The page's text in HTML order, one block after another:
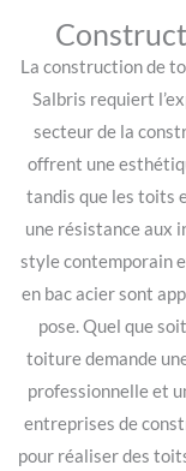
La construction de
Salbris requiert
secteur de la
offrent une
tandis que les toits
une résistance aux
style contemporain
en bac acier sont
pose. Quel que
toiture demande
professionnelle et
entreprises de
pour réaliser des